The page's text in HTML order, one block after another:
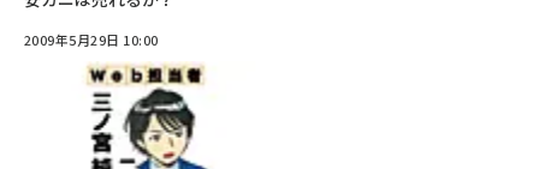
2009年5月29日 10:00